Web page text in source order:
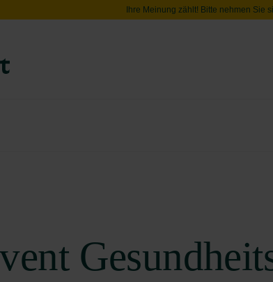
Ihre Meinung zählt! Bitte nehmen Sie